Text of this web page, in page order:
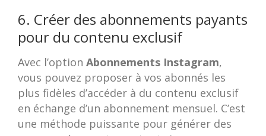
6. Créer des abonnements payants
pour du contenu exclusif
Avec l’option Abonnements Instagram,
vous pouvez proposer à vos abonnés les
plus fidèles d’accéder à du contenu exclusif
en échange d’un abonnement mensuel. C’est
une méthode puissante pour générer des